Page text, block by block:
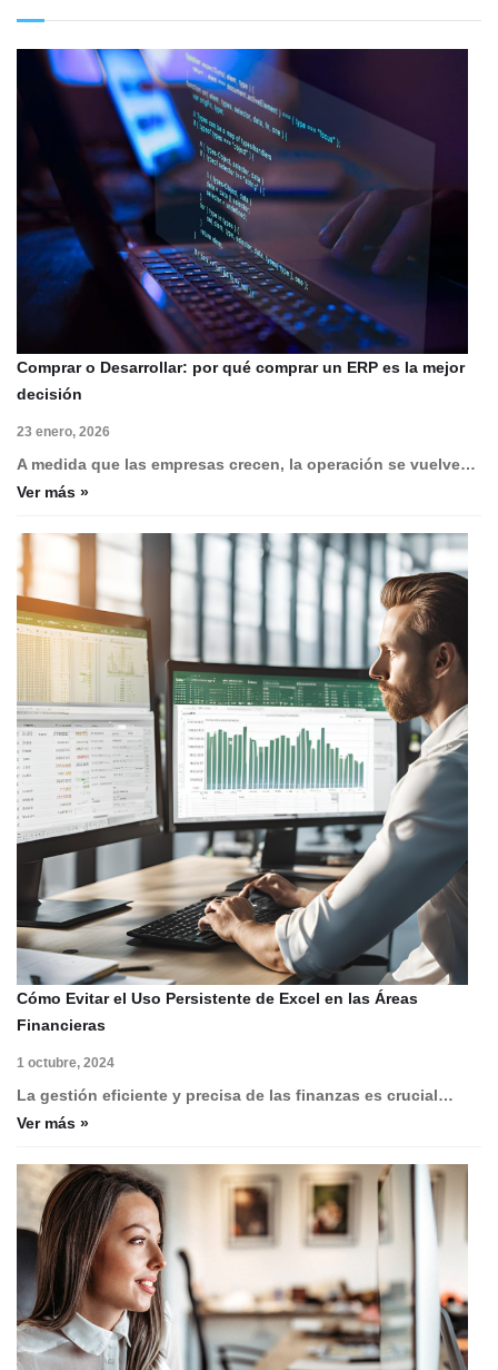
Comprar o Desarrollar: por qué comprar un ERP es la mejor
decisión
23 enero, 2026
A medida que las empresas crecen, la operación se vuelve…
Ver más »
Cómo Evitar el Uso Persistente de Excel en las Áreas
Financieras
1 octubre, 2024
La gestión eficiente y precisa de las finanzas es crucial…
Ver más »